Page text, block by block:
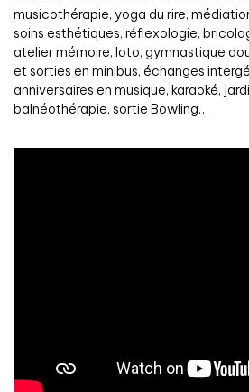
musicothérapie, yoga du rire,
soins esthétiques, réflexologie,
atelier mémoire, loto, gymnastique
et sorties en minibus, échanges
anniversaires en musique, karaoké,
balnéothérapie, sortie Bowling…